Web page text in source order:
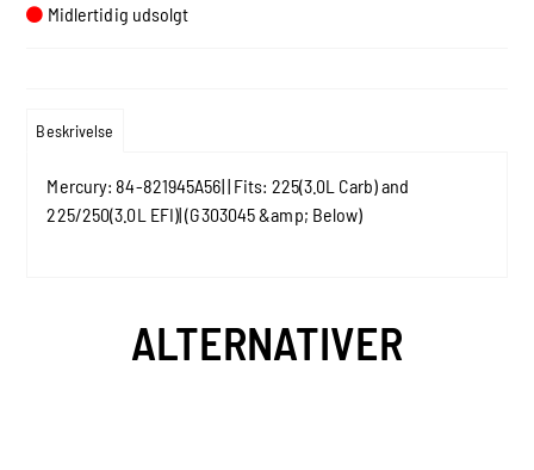
Midlertidig udsolgt
Beskrivelse
Mercury: 84-821945A56| | Fits: 225(3.0L Carb) and
225/250(3.0L EFI)| (G303045 &amp; Below)
ALTERNATIVER